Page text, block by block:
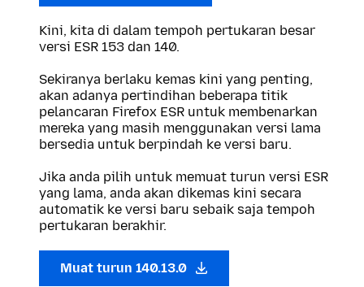
Kini, kita di dalam tempoh pertukaran besar
versi ESR 153 dan 140.
Sekiranya berlaku kemas kini yang penting,
akan adanya pertindihan beberapa titik
pelancaran Firefox ESR untuk membenarkan
mereka yang masih menggunakan versi lama
bersedia untuk berpindah ke versi baru.
Jika anda pilih untuk memuat turun versi ESR
yang lama, anda akan dikemas kini secara
automatik ke versi baru sebaik saja tempoh
pertukaran berakhir.
Muat turun 140.13.0